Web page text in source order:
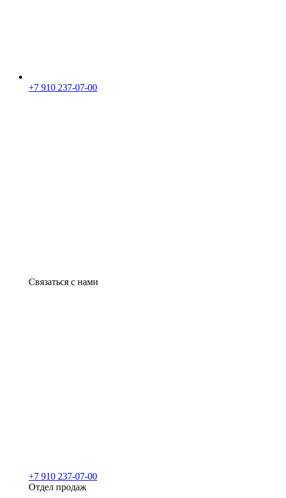
+7 910 237-07-00
Связаться с нами
+7 910 237-07-00
Отдел продаж